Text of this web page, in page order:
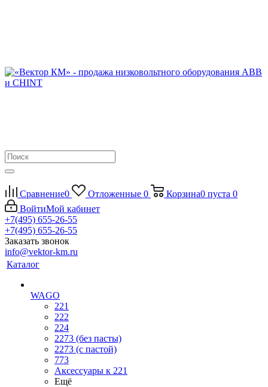
Сравнение0 Отложенные 0 Корзина0 пуста 0
ВойтиМой кабинет
+7(495) 655-26-55
+7(495) 655-26-55
Заказать звонок
info@vektor-km.ru
Каталог
WAGO
221
222
224
2273 (без пасты)
2273 (с пастой)
773
Аксессуары к 221
Ещё